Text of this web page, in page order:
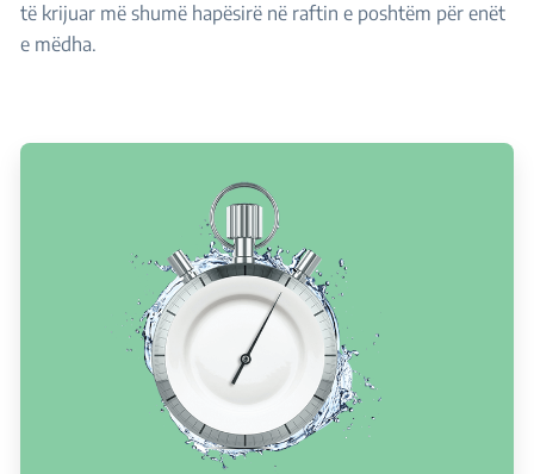
të krijuar më shumë hapësirë në raftin e poshtëm për enët
e mëdha.